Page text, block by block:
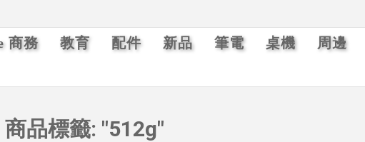
商務 教育 配件 新品 筆電 桌機 周邊
商品標籤: "512g"